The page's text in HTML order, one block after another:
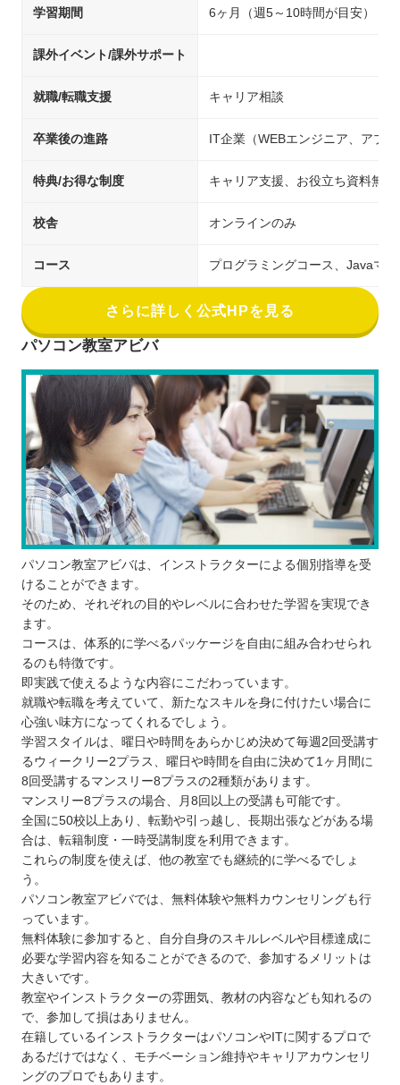
学習期間 6ヶ月（週5～10時間が目安）
課外イベント/課外サポート
就職/転職支援 キャリア相談
卒業後の進路 IT企業（WEBエンジニア、アプ
特典/お得な制度 キャリア支援、お役立ち資料無料
校舎 オンラインのみ
コース プログラミングコース、Javaマ
さらに詳しく公式HPを見る
パソコン教室アビバ
パソコン教室アビバは、インストラクターによる個別指導を受
けることができます。
そのため、それぞれの目的やレベルに合わせた学習を実現でき
ます。
コースは、体系的に学べるパッケージを自由に組み合わせられ
るのも特徴です。
即実践で使えるような内容にこだわっています。
就職や転職を考えていて、新たなスキルを身に付けたい場合に
心強い味方になってくれるでしょう。
学習スタイルは、曜日や時間をあらかじめ決めて毎週2回受講す
るウィークリー2プラス、曜日や時間を自由に決めて1ヶ月間に
8回受講するマンスリー8プラスの2種類があります。
マンスリー8プラスの場合、月8回以上の受講も可能です。
全国に50校以上あり、転勤や引っ越し、長期出張などがある場
合は、転籍制度・一時受講制度を利用できます。
これらの制度を使えば、他の教室でも継続的に学べるでしょ
う。
パソコン教室アビバでは、無料体験や無料カウンセリングも行
っています。
無料体験に参加すると、自分自身のスキルレベルや目標達成に
必要な学習内容を知ることができるので、参加するメリットは
大きいです。
教室やインストラクターの雰囲気、教材の内容なども知れるの
で、参加して損はありません。
在籍しているインストラクターはパソコンやITに関するプロで
あるだけではなく、モチベーション維持やキャリアカウンセリ
ングのプロでもあります。